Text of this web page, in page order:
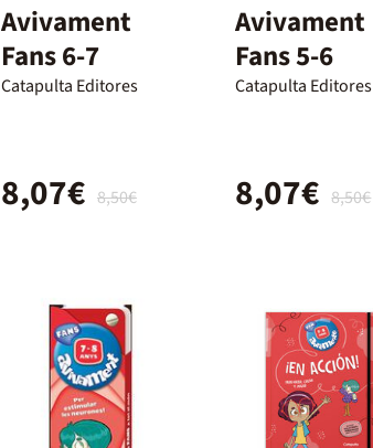
Avivament
Fans 6-7
Catapulta Editores
8,50€
8,07€
Avivament
Fans 5-6
Catapulta Editores
8,50€
8,07€